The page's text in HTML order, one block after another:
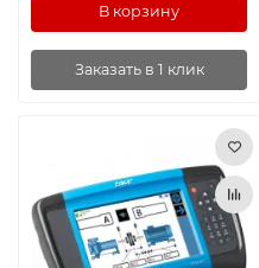
В корзину
Заказать в 1 клик